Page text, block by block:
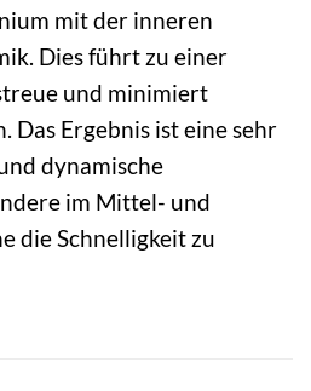
mit der inneren
Dies führt zu einer
und minimiert
Das Ergebnis ist eine sehr
dynamische
im Mittel- und
die Schnelligkeit zu